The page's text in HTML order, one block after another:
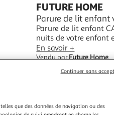
Agrandir
l'illustration
FUTURE HOME
Parure de lit enfant
Parure de lit enfant
nuits de votre enfant
Fabriquée en 100%
confort
un fond vert pastel
En savoir +
Vendu parFuture Home
A
que des données de navigation ou des
Continuer sans